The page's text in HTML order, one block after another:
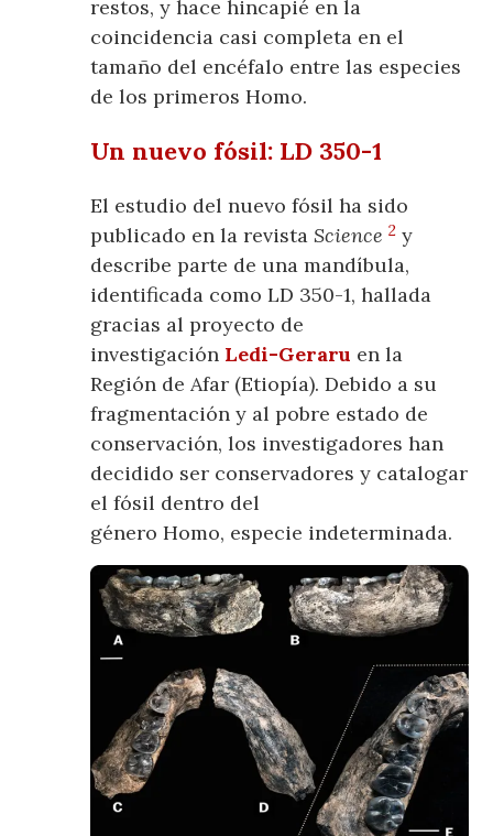
restos, y hace hincapié en la
coincidencia casi completa en el
tamaño del encéfalo entre las especies
de los primeros Homo.
Un nuevo fósil: LD 350-1
El estudio del nuevo fósil ha sido
publicado en la revistaScience2 y
describe parte de una mandíbula,
identificada como LD 350-1, hallada
gracias al proyecto de
investigación Ledi-Geraru en la
Región de Afar (Etiopía). Debido a su
fragmentación y al pobre estado de
conservación, los investigadores han
decidido ser conservadores y catalogar
el fósil dentro del
género Homo, especie indeterminada.